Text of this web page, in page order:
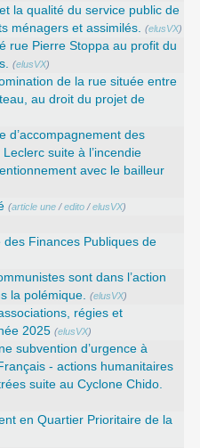
la qualité du service public de
ménagers et assimilés. (elusVX)
rue Pierre Stoppa au profit du
(elusVX)
de la rue située entre
au droit du projet de
d’accompagnement des
suite à l’incendie
avec le bailleur
(article une /edito /elusVX)
Finances Publiques de
sont dans l’action
la polémique. (elusVX)
régies et
2025 (elusVX)
subvention d’urgence à
- actions humanitaires
suite au Cyclone Chido.
en Quartier Prioritaire de la